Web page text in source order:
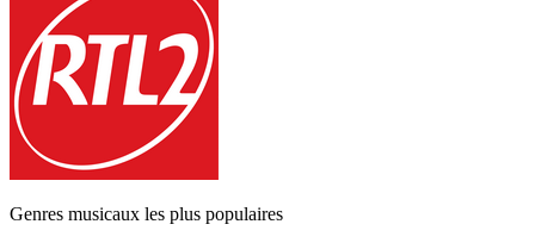
Genres musicaux les plus populaires